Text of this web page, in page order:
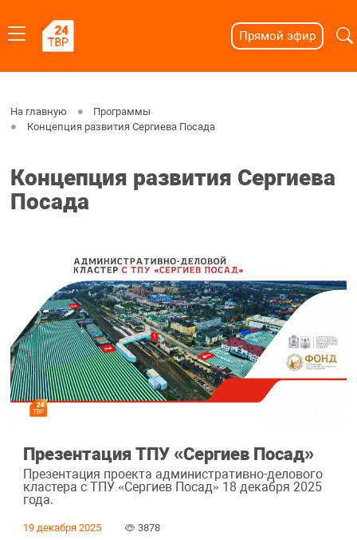
Прямой эфир
На главную
Программы
Концепция развития Сергиева Посада
Концепция развития Сергиева
Посада
Презентация ТПУ «Сергиев Посад»
Презентация проекта административно-делового
кластера с ТПУ «Сергиев Посад» 18 декабря 2025
года.
19 декабря 2025 3878